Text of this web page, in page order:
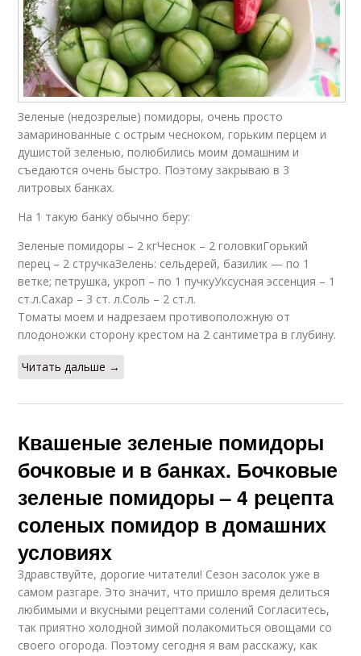
Зеленые (недозрелые) помидоры, очень просто
замаринованные с острым чесноком, горьким перцем и
душистой зеленью, полюбились моим домашним и
съедаются очень быстро. Поэтому закрываю в 3
литровых банках.
На 1 такую банку обычно беру:
Зеленые помидоры – 2 кгЧеснок – 2 головкиГорький
перец – 2 стручкаЗелень: сельдерей, базилик — по 1
ветке; петрушка, укроп – по 1 пучкуУксусная эссенция – 1
ст.л.Сахар – 3 ст. л.Соль – 2 ст.л.
Томаты моем и надрезаем противоположную от
плодоножки сторону крестом на 2 сантиметра в глубину.
Читать дальше →
Квашеные зеленые помидоры
бочковые и в банках. Бочковые
зеленые помидоры – 4 рецепта
соленых помидор в домашних
условиях
Здравствуйте, дорогие читатели! Сезон засолок уже в
самом разгаре. Это значит, что пришло время делиться
любимыми и вкусными рецептами солений Согласитесь,
так приятно холодной зимой полакомиться овощами со
своего огорода. Поэтому сегодня я вам расскажу, как